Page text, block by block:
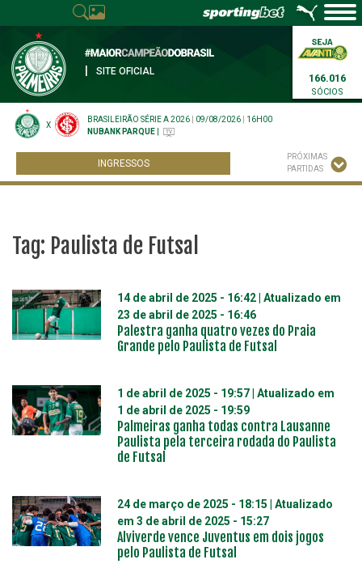
SITE OFICIAL
166.016
SÓCIOS
X
BRASILEIRÃO SÉRIE A 2026 09/08/2026
16H00
NUBANK PARQUE
INGRESSOS
PRÓXIMAS
PARTIDAS
Tag: Paulista de Futsal
14 de abril de 2025 - 16:42 | Atualizado em
23 de abril de 2025 - 16:46
Palestra ganha quatro vezes do Praia
Grande pelo Paulista de Futsal
1 de abril de 2025 - 19:57 | Atualizado em
1 de abril de 2025 - 19:59
Palmeiras ganha todas contra Lausanne
Paulista pela terceira rodada do Paulista
de Futsal
24 de março de 2025 - 18:15 | Atualizado
em 3 de abril de 2025 - 15:27
Alviverde vence Juventus em dois jogos
pelo Paulista de Futsal